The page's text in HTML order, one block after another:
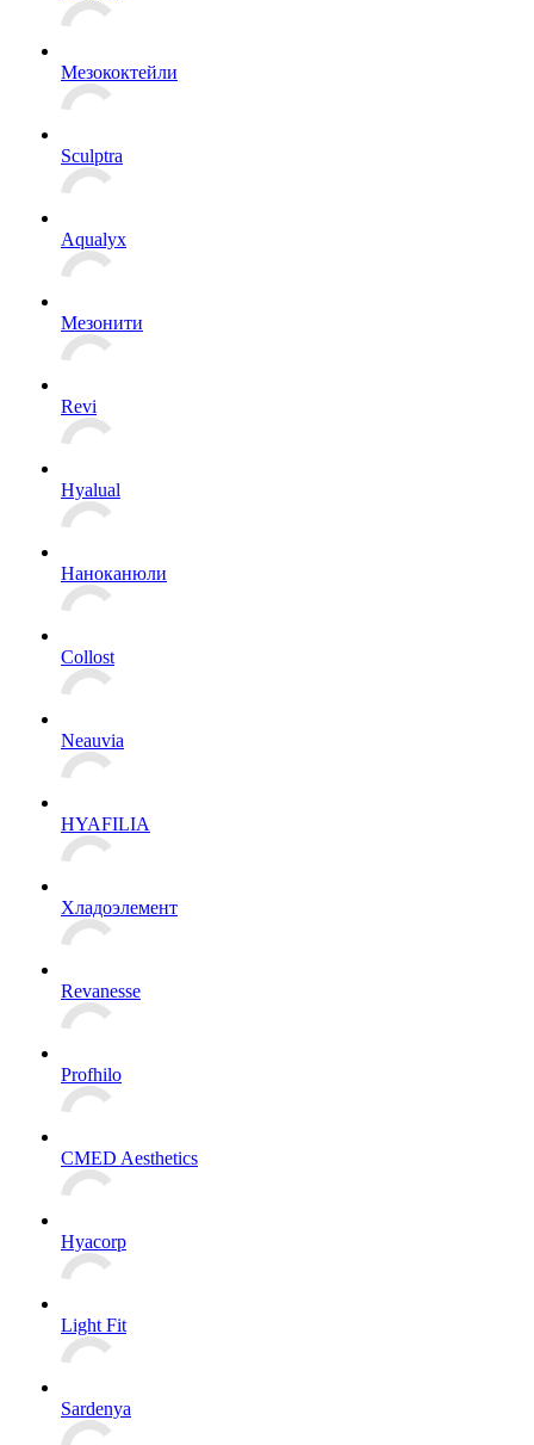
Мезококтейли
Sculptra
Aqualyx
Мезонити
Revi
Hyalual
Наноканюли
Collost
Neauvia
HYAFILIA
Хладоэлемент
Revanesse
Profhilo
CMED Aesthetics
Hyacorp
Light Fit
Sardenya